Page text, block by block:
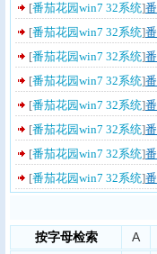
[番茄花园win7 32系统]
[番茄花园win7 32系统]
[番茄花园win7 32系统]
[番茄花园win7 32系统]
[番茄花园win7 32系统]
[番茄花园win7 32系统]
[番茄花园win7 32系统]
[番茄花园win7 32系统]
按字母检索 A